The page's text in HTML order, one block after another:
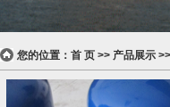
您的位置： 首 页 >> 产品展示